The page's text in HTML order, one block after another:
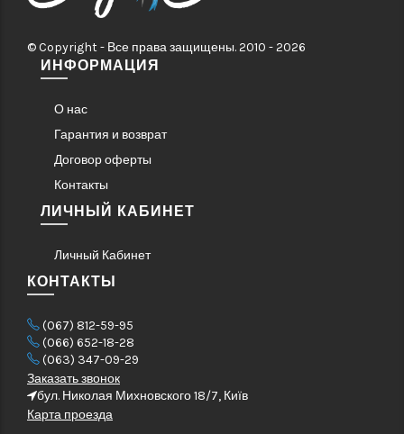
© Copyright - Все права защищены. 2010 - 2026
ИНФОРМАЦИЯ
О нас
Гарантия и возврат
Договор оферты
Контакты
ЛИЧНЫЙ КАБИНЕТ
Личный Кабинет
КОНТАКТЫ
(067) 812-59-95
(066) 652-18-28
(063) 347-09-29
Заказать звонок
бул. Николая Михновского 18/7, Київ
Карта проезда